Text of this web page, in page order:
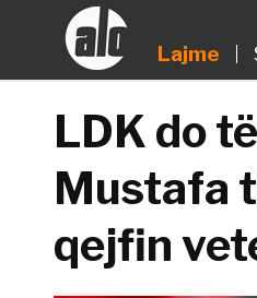
Lajme
LDK do
Mustafa
qejfin